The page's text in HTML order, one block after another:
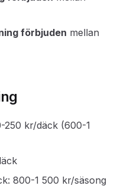
förbjuden mellan
250 kr/däck (600-1
800-1 500 kr/säsong